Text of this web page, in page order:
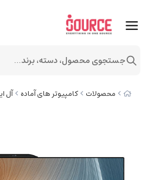
محصولات کامپیوتر های آماده آل
جستجوی محصول، دسته، برند...